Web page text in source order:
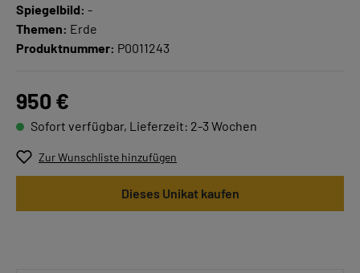
Spiegelbild: -
Themen: Erde
Produktnummer: P0011243
950 €
Sofort verfügbar, Lieferzeit: 2-3 Wochen
Zur Wunschliste hinzufügen
Dieses Unikat kaufen